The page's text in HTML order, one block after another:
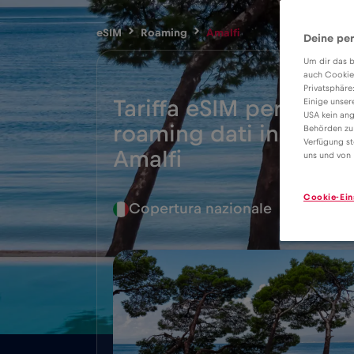
eSIM Roaming Amalfi
Tariffa eSIM per il
roaming dati in
Amalfi
2€/
Copertura nazionale
Deine
Um dir das
auch
Einige
USA kein
Behörden
Verfügung
uns und von
Cookie-